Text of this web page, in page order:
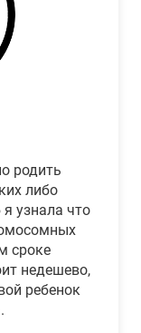
родить
либо
узнала что
сроке
недешево,
ребенок